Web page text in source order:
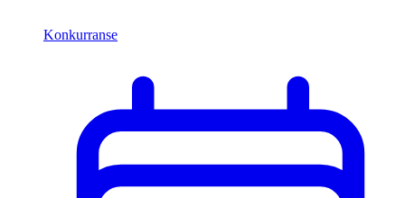
Konkurranse